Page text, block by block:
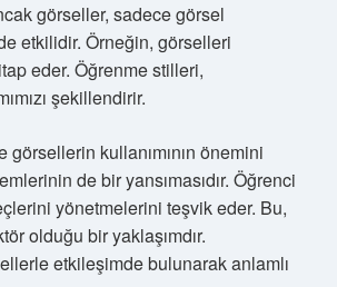
görseller, sadece görsel
etkilidir. Örneğin, görselleri
eder. Öğrenme stilleri,
şekillendirir.
görsellerin kullanımının önemini
de bir yansımasıdır. Öğrenci
yönetmelerini teşvik eder. Bu,
olduğu bir yaklaşımdır.
etkileşimde bulunarak anlamlı